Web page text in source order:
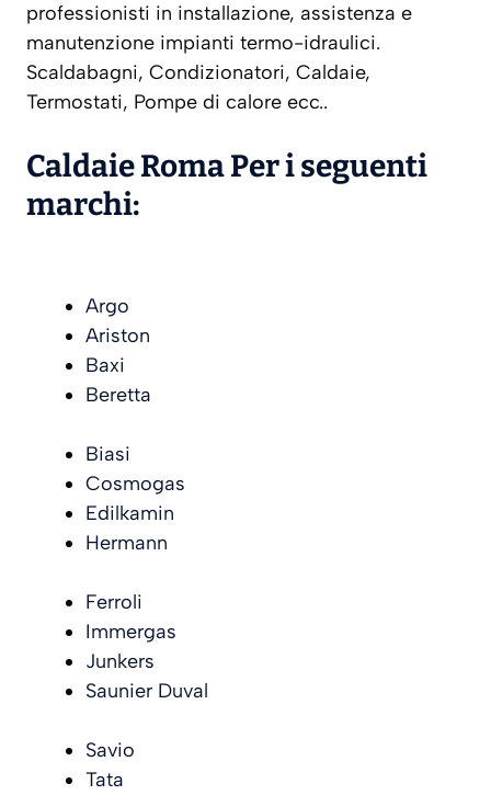
professionisti in installazione, assistenza e
manutenzione impianti termo-idraulici.
Scaldabagni, Condizionatori, Caldaie,
Termostati, Pompe di calore ecc..
Caldaie Roma Per i seguenti
marchi:
Argo
Ariston
Baxi
Beretta
Biasi
Cosmogas
Edilkamin
Hermann
Ferroli
Immergas
Junkers
Saunier Duval
Savio
Tata